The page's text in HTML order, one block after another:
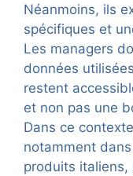
Néanmoins, ils
spécifiques et
Les managers
données
restent
et non pas une
Dans ce
notamment
produits